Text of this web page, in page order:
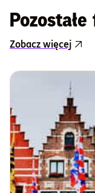
Zobacz więcej